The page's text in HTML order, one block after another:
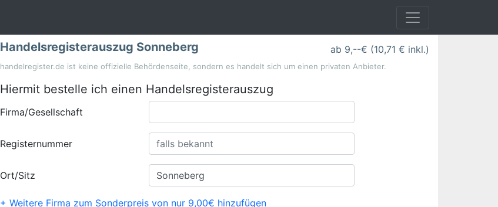
Handelsregisterauszug Sonneberg ab 9,--€ (10,71 € inkl.)
handelregister.de ist keine offizielle Behördenseite, sondern es handelt sich um einen privaten Anbieter.
Hiermit bestelle ich einen Handelsregisterauszug
Firma/Gesellschaft
Registernummer
Ort/Sitz
+ Weitere Firma zum Sonderpreis von nur 9,00€ hinzufügen